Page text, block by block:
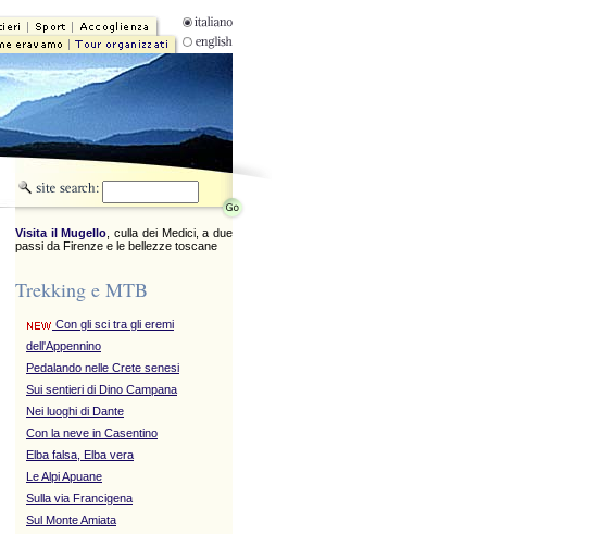
Visita il Mugello , culla dei Medici, a due
passi da Firenze e le bellezze toscane
Trekking e MTB
Con gli sci tra gli eremi
dell'Appennino
Pedalando nelle Crete senesi
Sui sentieri di Dino Campana
Nei luoghi di Dante
Con la neve in Casentino
Elba falsa, Elba vera
Le Alpi Apuane
Sulla via Francigena
Sul Monte Amiata